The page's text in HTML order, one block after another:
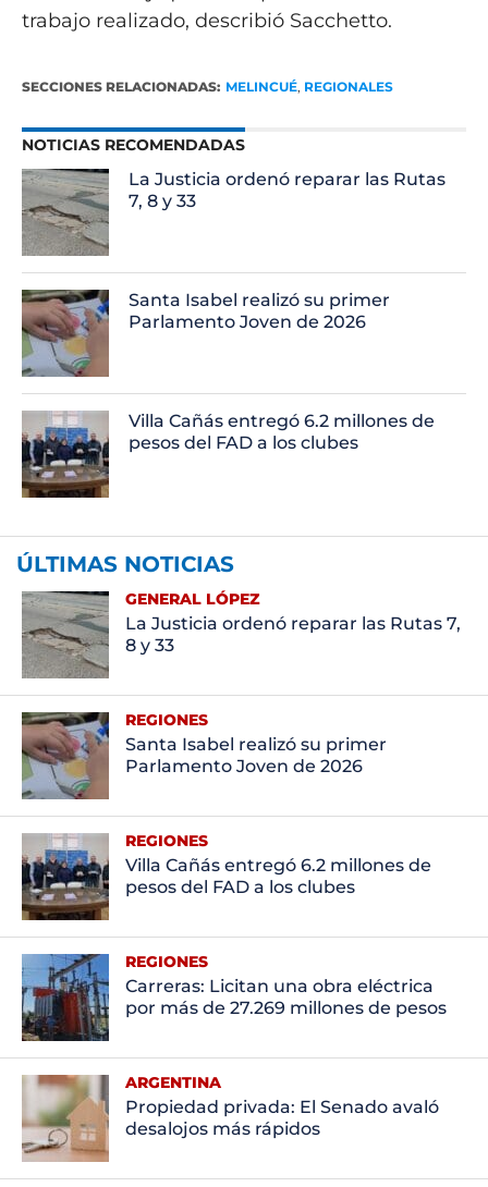
trabajo realizado, describió Sacchetto.
SECCIONES RELACIONADAS: MELINCUÉ, REGIONALES
NOTICIAS RECOMENDADAS
La Justicia ordenó reparar las Rutas
7, 8 y 33
Santa Isabel realizó su primer
Parlamento Joven de 2026
Villa Cañás entregó 6.2 millones de
pesos del FAD a los clubes
ÚLTIMAS NOTICIAS
GENERAL LÓPEZ
La Justicia ordenó reparar las Rutas 7,
8 y 33
REGIONES
Santa Isabel realizó su primer
Parlamento Joven de 2026
REGIONES
Villa Cañás entregó 6.2 millones de
pesos del FAD a los clubes
REGIONES
Carreras: Licitan una obra eléctrica
por más de 27.269 millones de pesos
ARGENTINA
Propiedad privada: El Senado avaló
desalojos más rápidos